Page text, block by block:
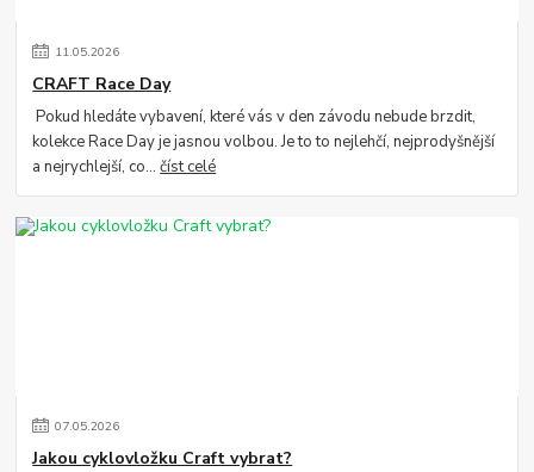
11.05.2026
CRAFT Race Day
Pokud hledáte vybavení, které vás v den závodu nebude brzdit,
kolekce Race Day je jasnou volbou. Je to to nejlehčí, nejprodyšnější
a nejrychlejší, co...číst celé
07.05.2026
Jakou cyklovložku Craft vybrat?